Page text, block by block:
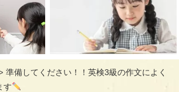
準備してください！！英検3級の作文によく
す